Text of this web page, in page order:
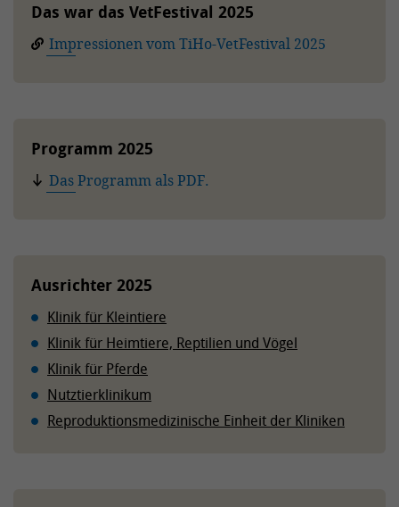
Das war das VetFestival 2025
Impressionen vom TiHo-VetFestival 2025
Programm 2025
Das Programm als PDF.
Ausrichter 2025
Klinik für Kleintiere
Klinik für Heimtiere, Reptilien und Vögel
Klinik für Pferde
Nutztierklinikum
Reproduktionsmedizinische Einheit der Kliniken